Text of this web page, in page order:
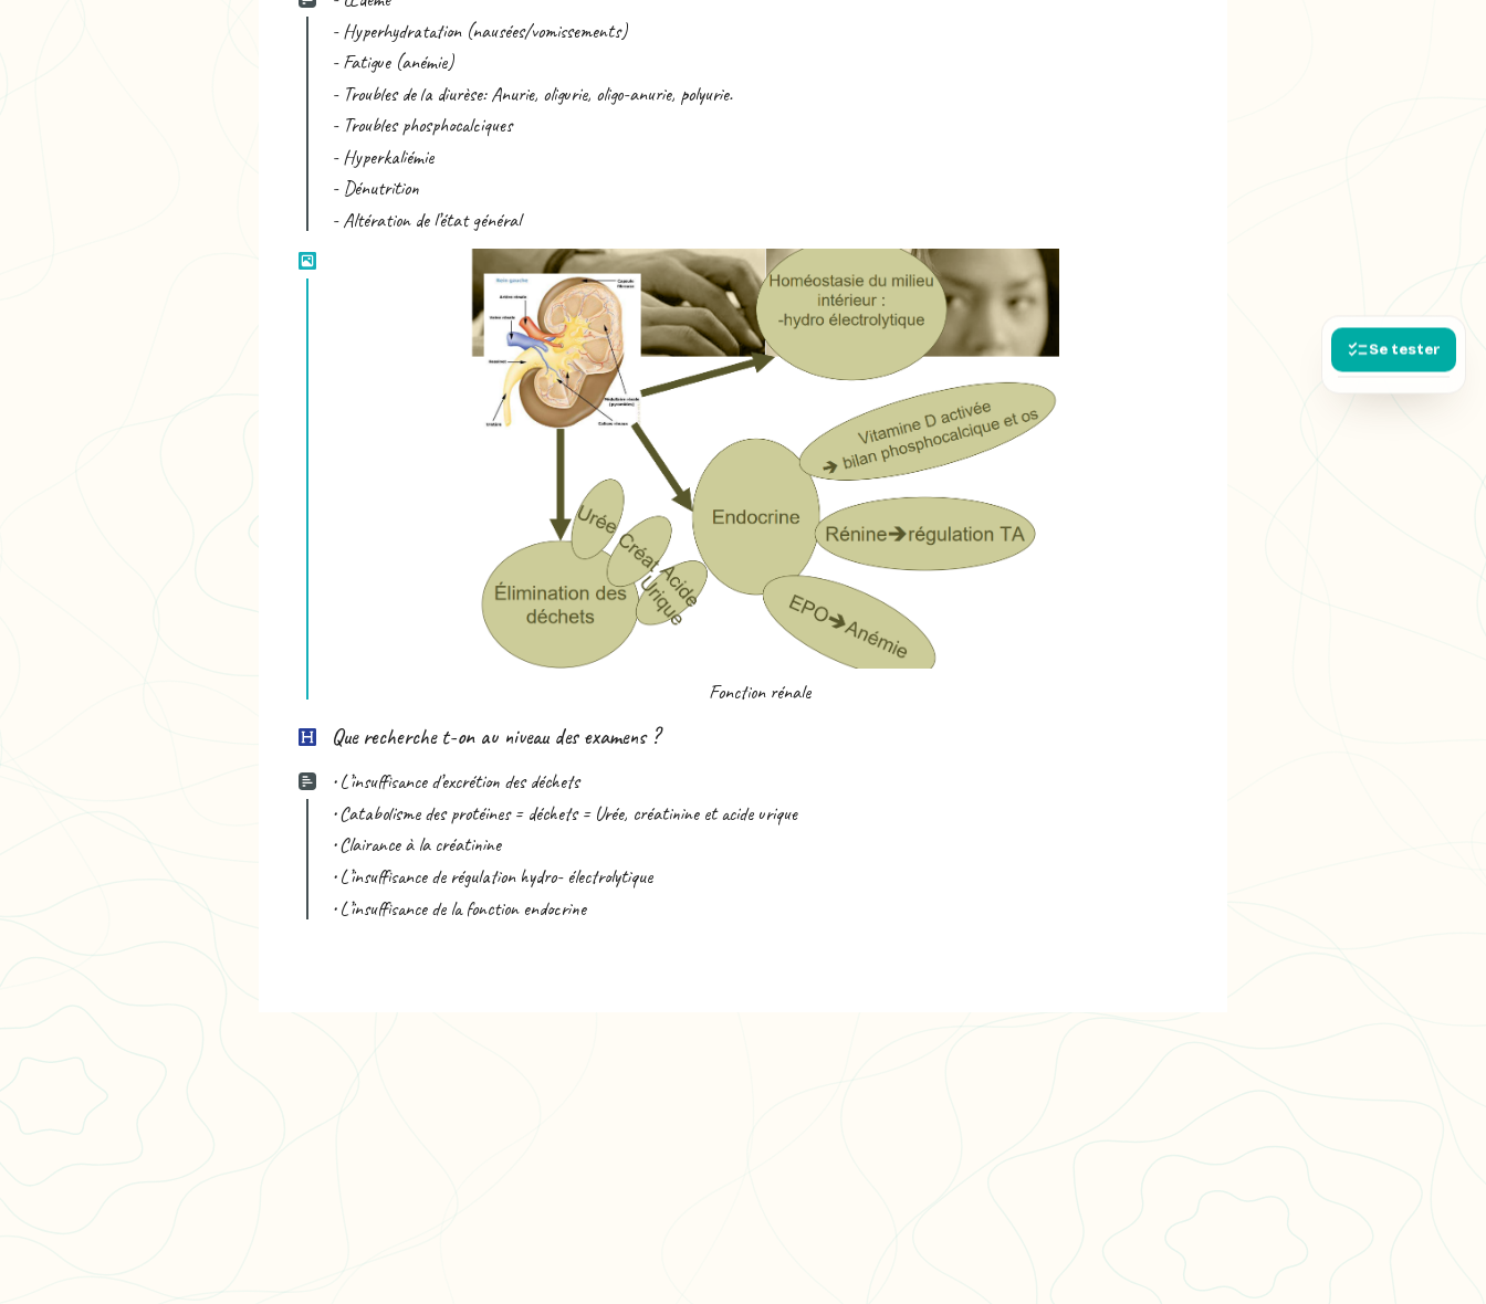
Se tester
- Hyperhydratation (nausées/vomissements)
- Fatigue (anémie)
- Troubles de la diurèse: Anurie, oligurie, oligo-anurie, polyurie.
- Troubles phosphocalciques
- Hyperkaliémie
- Dénutrition
- Altération de l’état général
Fonction rénale
Que recherche t-on au niveau des examens ?
• L’insuffisance d’excrétion des déchets
• Catabolisme des protéines = déchets = Urée, créatinine et acide urique
• Clairance à la créatinine
• L’insuffisance de régulation hydro- électrolytique
• L’insuffisance de la fonction endocrine